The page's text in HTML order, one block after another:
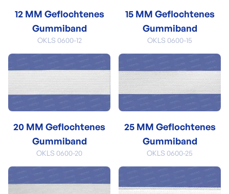
12 MM Geflochtenes
Gummiband
OKLS 0600-12
15 MM Geflochtenes
Gummiband
OKLS 0600-15
20 MM Geflochtenes
Gummiband
OKLS 0600-20
25 MM Geflochtenes
Gummiband
OKLS 0600-25